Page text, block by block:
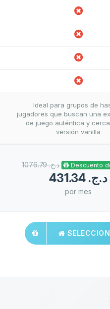
Ideal para grupos de
jugadores que buscan una
de juego auténtica y
versión vanilla
1076.79 د.ج.‏ Descuento
431.34 د.ج.‏
por mes